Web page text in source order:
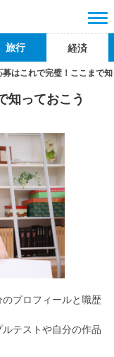
旅行 経済
募はこれで完璧！ここまで
知っておこう
プロフィールと職歴
テストや自分の作品